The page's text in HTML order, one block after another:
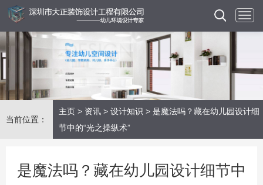
当前位置：
主页 > 资讯 > 设计知识 > 是魔法吗？藏在幼儿园设计细
节中的“光之操纵术”
是魔法吗？藏在幼儿园设计细节中